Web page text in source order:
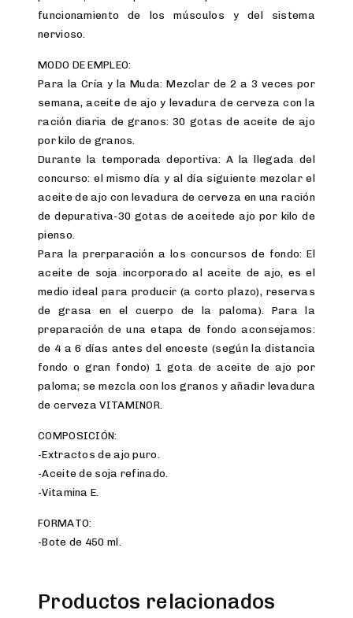
funcionamiento de los músculos y del sistema
nervioso.
MODO DE EMPLEO:
Para la Cría y la Muda: Mezclar de 2 a 3 veces por
semana, aceite de ajo y levadura de cerveza con la
ración diaria de granos: 30 gotas de aceite de ajo
por kilo de granos.
Durante la temporada deportiva: A la llegada del
concurso: el mismo día y al día siguiente mezclar el
aceite de ajo con levadura de cerveza en una ración
de depurativa-30 gotas de aceitede ajo por kilo de
pienso.
Para la prerparación a los concursos de fondo: El
aceite de soja incorporado al aceite de ajo, es el
medio ideal para producir (a corto plazo), reservas
de grasa en el cuerpo de la paloma). Para la
preparación de una etapa de fondo aconsejamos:
de 4 a 6 días antes del enceste (según la distancia
fondo o gran fondo) 1 gota de aceite de ajo por
paloma; se mezcla con los granos y añadir levadura
de cerveza VITAMINOR.
COMPOSICIÓN:
-Extractos de ajo puro.
-Aceite de soja refinado.
-Vitamina E.
FORMATO:
-Bote de 450 ml.
Productos relacionados